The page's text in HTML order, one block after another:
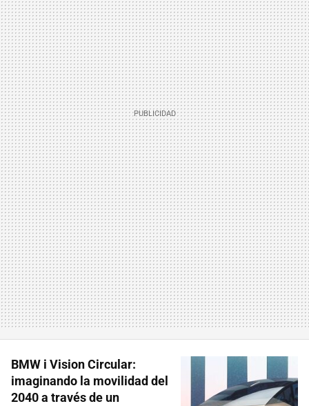
BMW i Vision Circular:
imaginando la movilidad del
2040 a través de un